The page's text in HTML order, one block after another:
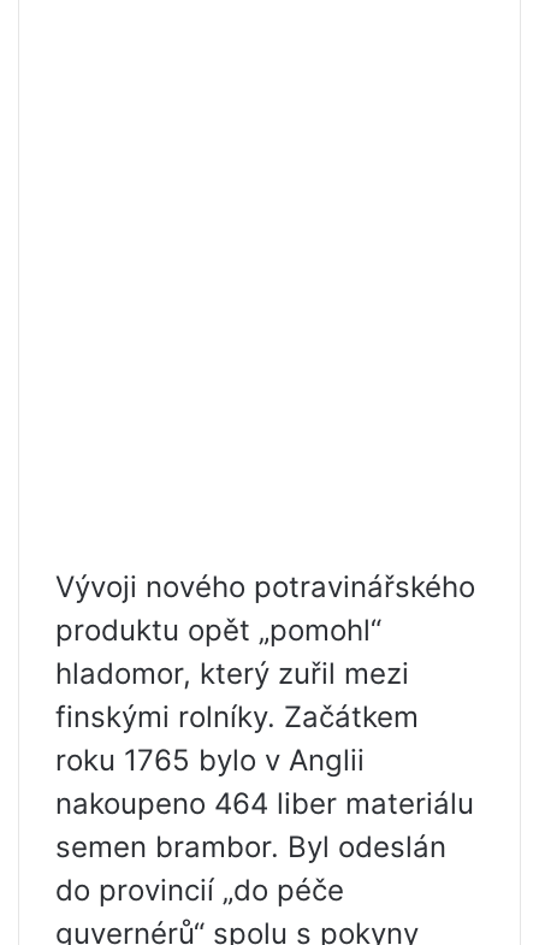
Vývoji nového potravinářského
produktu opět „pomohl“
hladomor, který zuřil mezi
finskými rolníky. Začátkem
roku 1765 bylo v Anglii
nakoupeno 464 liber materiálu
semen brambor. Byl odeslán
do provincií „do péče
guvernérů“ spolu s pokyny